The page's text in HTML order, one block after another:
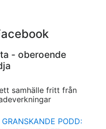
- oberoende
samhälle fritt från
GRANSKANDE PODD: